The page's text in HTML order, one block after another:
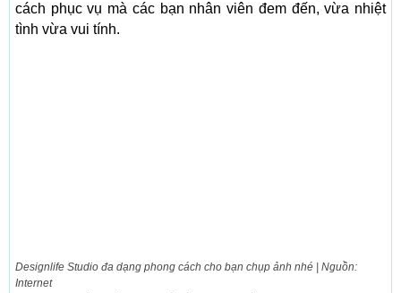
cách phục vụ mà các bạn nhân viên đem đến, vừa nhiệt
tình vừa vui tính.
Designlife Studio đa dạng phong cách cho bạn chụp ảnh nhé | Nguồn:
Internet